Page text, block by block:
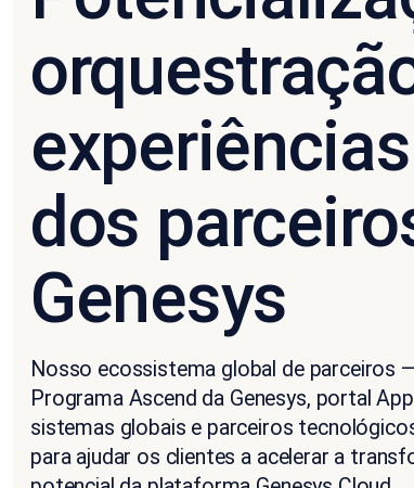
dos
Genesys
Nosso ecossistema global de
Programa Ascend da Genesys, portal
sistemas globais e parceiros
para ajudar os clientes a acelerar a